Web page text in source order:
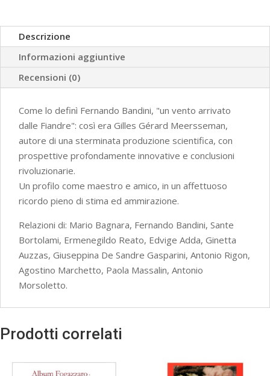
veneto
-
quantità
Descrizione
Informazioni aggiuntive
Recensioni (0)
Come lo definì Fernando Bandini, "un vento arrivato
dalle Fiandre": così era Gilles Gérard Meersseman,
autore di una sterminata produzione scientifica, con
prospettive profondamente innovative e conclusioni
rivoluzionarie.
Un profilo come maestro e amico, in un affettuoso
ricordo pieno di stima ed ammirazione.
Relazioni di: Mario Bagnara, Fernando Bandini, Sante
Bortolami, Ermenegildo Reato, Edvige Adda, Ginetta
Auzzas, Giuseppina De Sandre Gasparini, Antonio Rigon,
Agostino Marchetto, Paola Massalin, Antonio
Morsoletto.
Prodotti correlati